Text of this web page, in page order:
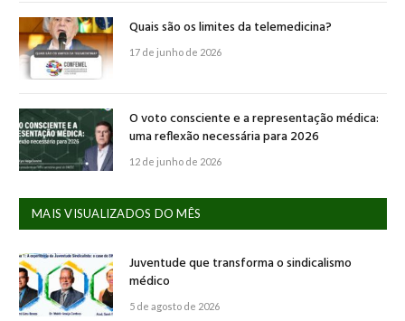
Quais são os limites da telemedicina?
17 de junho de 2026
O voto consciente e a representação médica:
uma reflexão necessária para 2026
12 de junho de 2026
MAIS VISUALIZADOS DO MÊS
Juventude que transforma o sindicalismo
médico
5 de agosto de 2026